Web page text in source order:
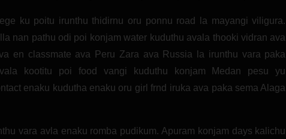
ku poitu irunthu thidirnu oru ponnu road la mayangi viligura.
nan pathu odi poi konjam water kuduthu avala thooki vidran ava
en classmate ava Peru Zara ava Russia la irunthu vara paka
kootitu poi food vangi kuduthu konjam Medan pesu yu
enaku kudutha enaku oru girl frnd iruka ava paka sema Alaga
vara avla enaku romba pudikum. Apuram konjam days kalichu